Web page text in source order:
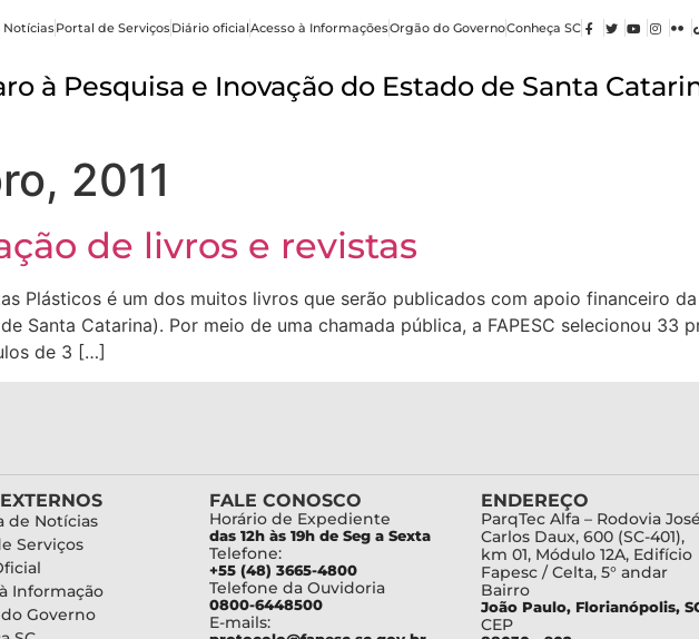
NotíciasPortal de ServiçosDiário oficialAcesso à InformaçõesOrgão do GovernoConheça SC
à Pesquisa e Inovação do Estado de Santa
2011
de livros e revistas
Plásticos é um dos muitos livros que serão publicados com apoio financeiro da
Santa Catarina). Por meio de uma chamada pública, a FAPESC selecionou 33
de 3 […]
de Notícias
Serviços
Informação
Governo
FALE CONOSCO
Horário de Expediente
das 12h às 19h de Seg a Sexta
Telefone:
+55 (48) 3665-4800
Telefone da Ouvidoria
0800-6448500
E-mails:
ENDEREÇO
ParqTec Alfa – Rodovia José
Carlos Daux, 600 (SC-401),
km 01, Módulo 12A, Edifício
Fapesc / Celta, 5° andar
Bairro
João Paulo, Florianópolis,
CEP